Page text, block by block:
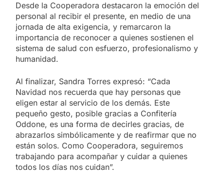
Desde la Cooperadora destacaron la emoción del
personal al recibir el presente, en medio de una
jornada de alta exigencia, y remarcaron la
importancia de reconocer a quienes sostienen el
sistema de salud con esfuerzo, profesionalismo y
humanidad.
Al finalizar, Sandra Torres expresó: “Cada
Navidad nos recuerda que hay personas que
eligen estar al servicio de los demás. Este
pequeño gesto, posible gracias a Confitería
Oddone, es una forma de decirles gracias, de
abrazarlos simbólicamente y de reafirmar que no
están solos. Como Cooperadora, seguiremos
trabajando para acompañar y cuidar a quienes
todos los días nos cuidan”.